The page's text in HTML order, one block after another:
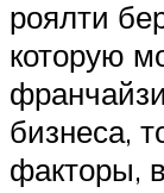
роялти
которую
бизнеса,
факторы,